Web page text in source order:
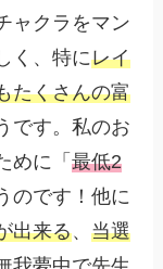
ャクラをマン
く、特にレイ
たくさんの富
です。私のお
めに「最低2
のです！他に
出来る、当選